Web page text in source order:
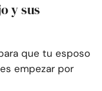
y sus
que tu esposo
empezar por